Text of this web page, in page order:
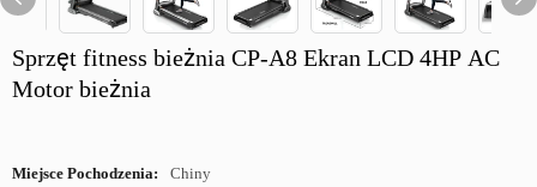
Sprzęt fitness bieżnia CP-A8 Ekran LCD 4HP AC
Motor bieżnia
Miejsce Pochodzenia: Chiny